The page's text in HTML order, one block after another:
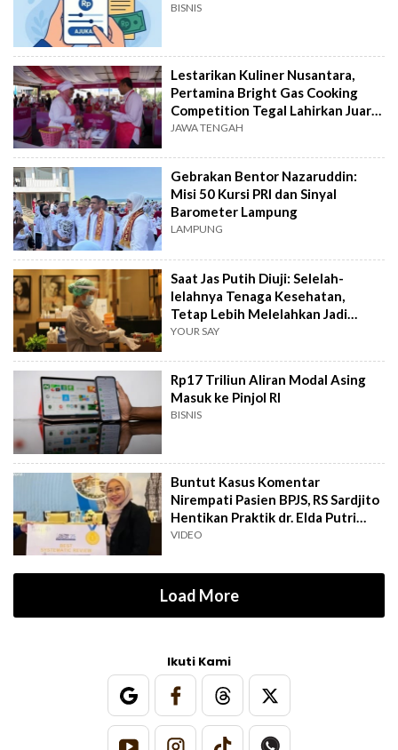
BISNIS
Lestarikan Kuliner Nusantara,
Pertamina Bright Gas Cooking
Competition Tegal Lahirkan Juara
Baru
JAWA TENGAH
Gebrakan Bentor Nazaruddin:
Misi 50 Kursi PRI dan Sinyal
Barometer Lampung
LAMPUNG
Saat Jas Putih Diuji: Selelah-
lelahnya Tenaga Kesehatan,
Tetap Lebih Melelahkan Jadi
Pasien
YOUR SAY
Rp17 Triliun Aliran Modal Asing
Masuk ke Pinjol RI
BISNIS
Buntut Kasus Komentar
Nirempati Pasien BPJS, RS Sardjito
Hentikan Praktik dr. Elda Putri
Rahard
VIDEO
Load More
Ikuti Kami